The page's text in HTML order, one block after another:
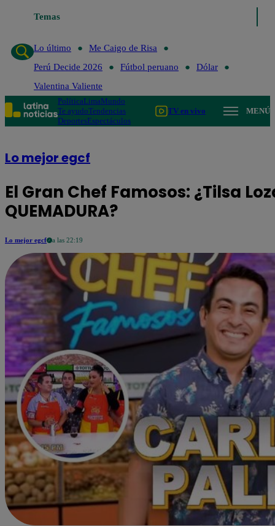
Temas
Lo último
Me Caigo de Risa
Perú Decide 2026
Fútbol peruano
Dólar
Valentina Valiente
PolíticaLimaMundo
Te ayudoTendencias
DeportesEspectáculos
TV en vivo MENÚ
Lo mejor egcf
El Gran Chef Famosos: ¿Tilsa
QUEMADURA?
Lo mejor egcf a las 22:19